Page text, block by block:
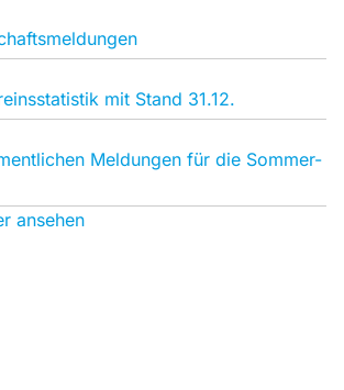
mit Stand 31.12.
Meldungen für die Sommer-
ansehen